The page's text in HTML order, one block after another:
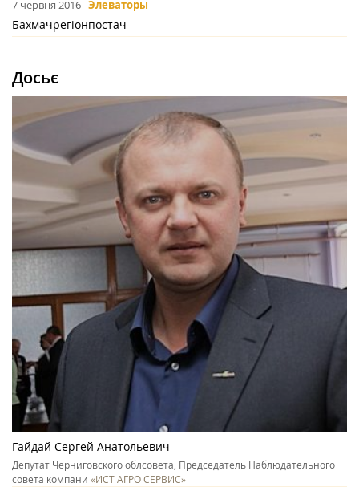
7 червня 2016 Элеваторы
Бахмачрегіонпостач
Досьє
Гайдай Сергей Анатольевич
Депутат Черниговского облсовета, Председатель Наблюдательного
совета компани «ИСТ АГРО СЕРВИС»